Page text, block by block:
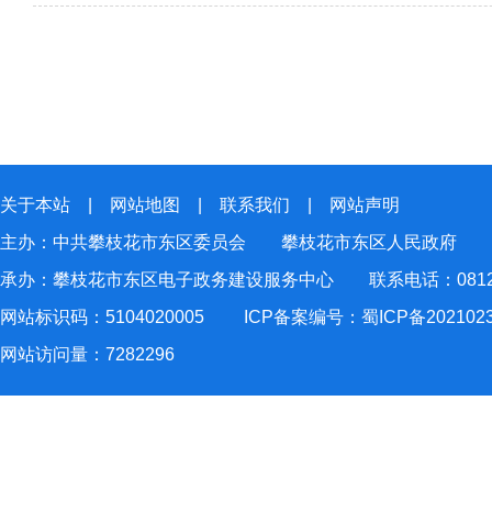
关于本站 网站地图 联系我们
网站声明
主办：中共攀枝花市东区委员会 攀枝花市东区人民政府
承办：攀枝花市东区电子政务建设服务中心 联系电话：
网站标识码：5104020005
ICP备案编号：蜀ICP备
网站访问量： 7282296